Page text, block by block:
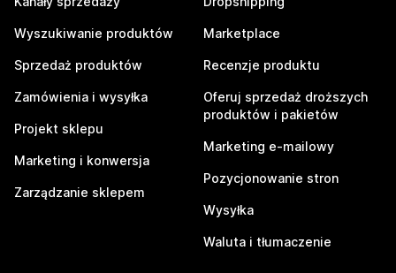
Wyszukiwanie produktów
Sprzedaż produktów
Zamówienia i wysyłka
Projekt sklepu
Marketing i konwersja
Zarządzanie sklepem
Marketplace
Recenzje produktu
Oferuj sprzedaż droższych
produktów i pakietów
Marketing e-mailowy
Pozycjonowanie stron
Wysyłka
Waluta i tłumaczenie